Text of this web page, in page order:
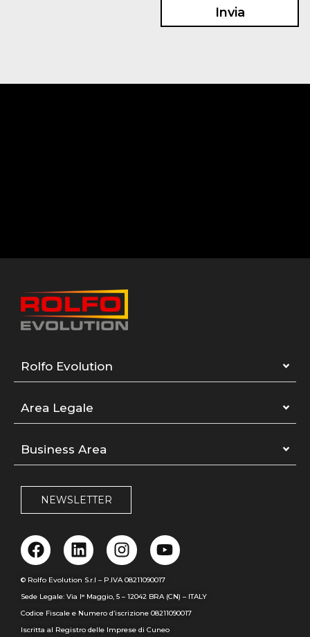
Rolfo Evolution
Area Legale
Business Area
NEWSLETTER
© Rolfo Evolution S.r.l – P.IVA 08211090017
Sede Legale: Via I° Maggio, 5 – 12042 BRA (CN) – ITALY
Codice Fiscale e Numero d’iscrizione 08211090017
Iscritta al Registro delle Imprese di Cuneo